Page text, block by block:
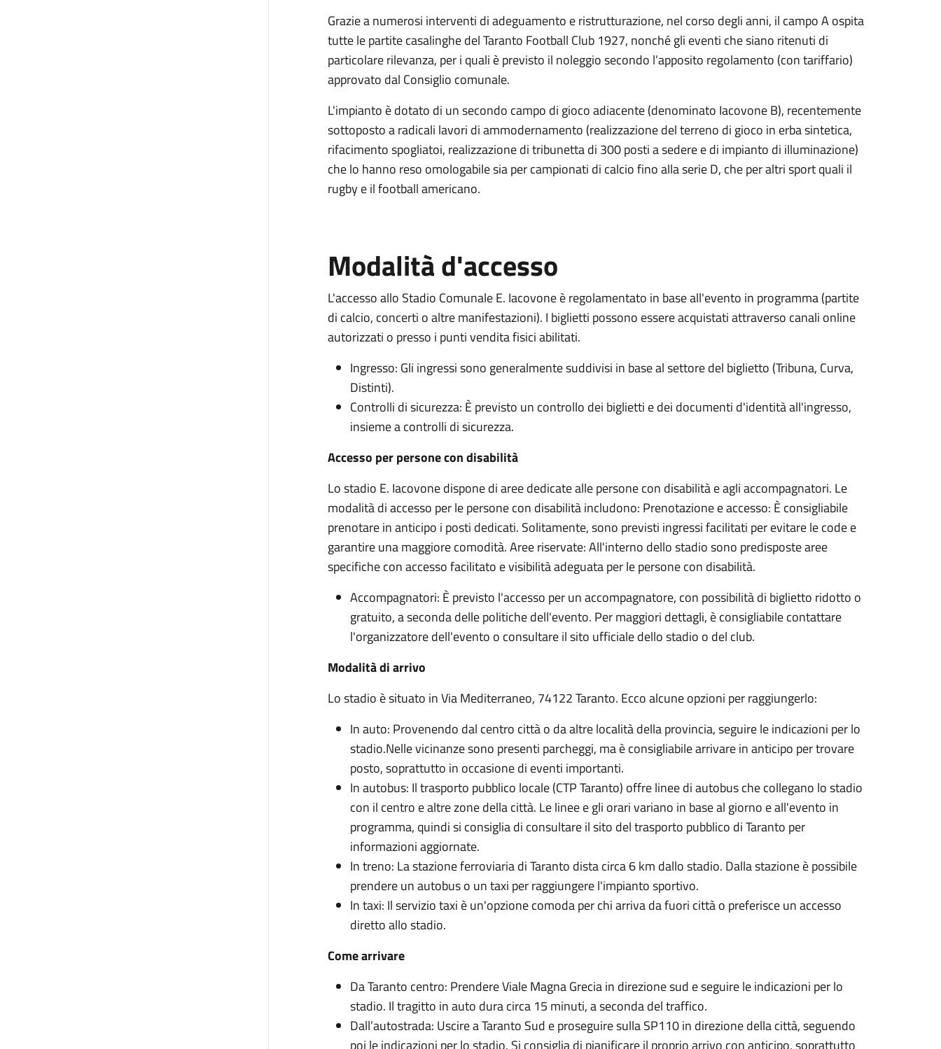
Grazie a numerosi interventi di adeguamento e ristrutturazione, nel corso degli anni, il campo A ospita
tutte le partite casalinghe del Taranto Football Club 1927, nonché gli eventi che siano ritenuti di
particolare rilevanza, per i quali è previsto il noleggio secondo l’apposito regolamento (con tariffario)
approvato dal Consiglio comunale.
L'impianto è dotato di un secondo campo di gioco adiacente (denominato Iacovone B), recentemente
sottoposto a radicali lavori di ammodernamento (realizzazione del terreno di gioco in erba sintetica,
rifacimento spogliatoi, realizzazione di tribunetta di 300 posti a sedere e di impianto di illuminazione)
che lo hanno reso omologabile sia per campionati di calcio fino alla serie D, che per altri sport quali il
rugby e il football americano.
Modalità d'accesso
L'accesso allo Stadio Comunale E. Iacovone è regolamentato in base all'evento in programma (partite
di calcio, concerti o altre manifestazioni). I biglietti possono essere acquistati attraverso canali online
autorizzati o presso i punti vendita fisici abilitati.
Ingresso: Gli ingressi sono generalmente suddivisi in base al settore del biglietto (Tribuna, Curva,
Distinti).
Controlli di sicurezza: È previsto un controllo dei biglietti e dei documenti d'identità all'ingresso,
insieme a controlli di sicurezza.
Accesso per persone con disabilità
Lo stadio E. Iacovone dispone di aree dedicate alle persone con disabilità e agli accompagnatori. Le
modalità di accesso per le persone con disabilità includono: Prenotazione e accesso: È consigliabile
prenotare in anticipo i posti dedicati. Solitamente, sono previsti ingressi facilitati per evitare le code e
garantire una maggiore comodità. Aree riservate: All'interno dello stadio sono predisposte aree
specifiche con accesso facilitato e visibilità adeguata per le persone con disabilità.
Accompagnatori: È previsto l'accesso per un accompagnatore, con possibilità di biglietto ridotto o
gratuito, a seconda delle politiche dell'evento. Per maggiori dettagli, è consigliabile contattare
l'organizzatore dell'evento o consultare il sito ufficiale dello stadio o del club.
Modalità di arrivo
Lo stadio è situato in Via Mediterraneo, 74122 Taranto. Ecco alcune opzioni per raggiungerlo:
In auto: Provenendo dal centro città o da altre località della provincia, seguire le indicazioni per lo
stadio.Nelle vicinanze sono presenti parcheggi, ma è consigliabile arrivare in anticipo per trovare
posto, soprattutto in occasione di eventi importanti.
In autobus: Il trasporto pubblico locale (CTP Taranto) offre linee di autobus che collegano lo stadio
con il centro e altre zone della città. Le linee e gli orari variano in base al giorno e all'evento in
programma, quindi si consiglia di consultare il sito del trasporto pubblico di Taranto per
informazioni aggiornate.
In treno: La stazione ferroviaria di Taranto dista circa 6 km dallo stadio. Dalla stazione è possibile
prendere un autobus o un taxi per raggiungere l'impianto sportivo.
In taxi: Il servizio taxi è un'opzione comoda per chi arriva da fuori città o preferisce un accesso
diretto allo stadio.
Come arrivare
Da Taranto centro: Prendere Viale Magna Grecia in direzione sud e seguire le indicazioni per lo
stadio. Il tragitto in auto dura circa 15 minuti, a seconda del traffico.
Dall’autostrada: Uscire a Taranto Sud e proseguire sulla SP110 in direzione della città, seguendo
poi le indicazioni per lo stadio. Si consiglia di pianificare il proprio arrivo con anticipo, soprattutto